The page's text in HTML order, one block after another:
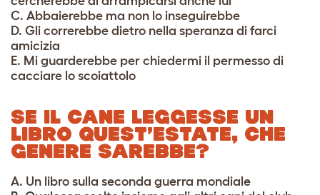
C. Abbaierebbe ma non lo inseguirebbe
D. Gli correrebbe dietro nella speranza di farci
amicizia
E. Mi guarderebbe per chiedermi il permesso di
cacciare lo scoiattolo
SE IL CANE LEGGESSE UN
LIBRO QUEST’ESTATE, CHE
GENERE SAREBBE?
A. Un libro sulla seconda guerra mondiale